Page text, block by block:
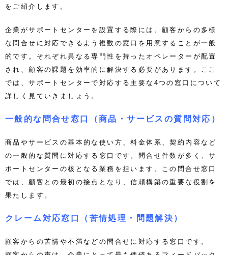
をご紹介します。
企業がサポートセンターを設置する際には、顧客からの多様
な問合せに対応できるよう複数の窓口を用意することが一般
的です。それぞれ異なる専門性を持ったオペレーターが配置
され、顧客の課題を効率的に解決する必要があります。ここ
では、サポートセンターで対応する主要な4つの窓口について
詳しく見ていきましょう。
一般的な問合せ窓口（商品・サービスの質問対応）
商品やサービスの基本的な使い方、料金体系、契約内容など
の一般的な質問に対応する窓口です。問合せ件数が多く、サ
ポートセンターの核となる業務を担います。この問合せ窓口
では、顧客との最初の接点となり、信頼構築の重要な役割を
果たします。
クレーム対応窓口（苦情処理・問題解決）
顧客からの苦情や不満などの問合せに対応する窓口です。